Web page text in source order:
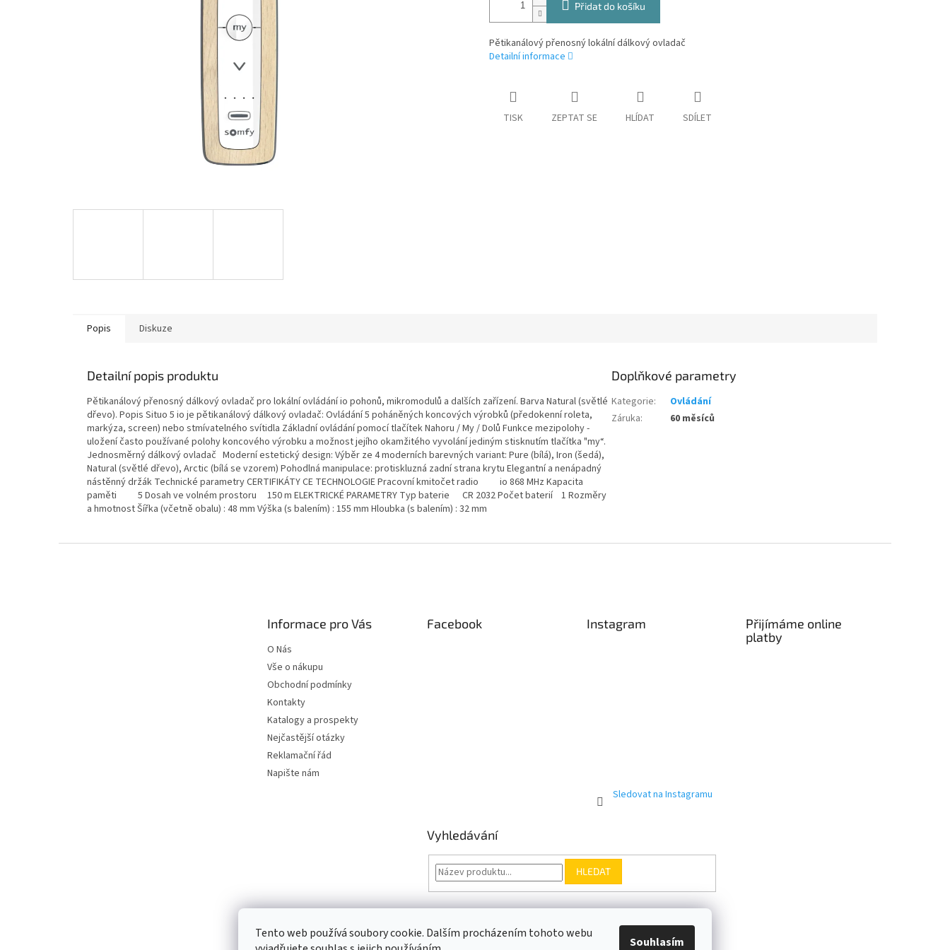
Tento web používá soubory cookie. Dalším procházením tohoto webu
Souhlasím
Přidat do košíku
Pětikanálový přenosný lokální dálkový ovladač
Detailní informace
TISK ZEPTAT SE HLÍDAT SDÍLET
Popis Diskuze
Detailní popis produktu
Pětikanálový přenosný dálkový ovladač pro lokální ovládání io pohonů, mikromodulů a dalších zařízení. Barva Natural (světlé
dřevo). Popis Situo 5 io je pětikanálový dálkový ovladač: Ovládání 5 poháněných koncových výrobků (předokenní roleta,
markýza, screen) nebo stmívatelného svítidla Základní ovládání pomocí tlačítek Nahoru / My / Dolů Funkce mezipolohy -
uložení často používané polohy koncového výrobku a možnost jejího okamžitého vyvolání jediným stisknutím tlačítka "my“.
Jednosměrný dálkový ovladač Moderní estetický design: Výběr ze 4 moderních barevných variant: Pure (bílá), Iron (šedá),
Natural (světlé dřevo), Arctic (bílá se vzorem) Pohodlná manipulace: protiskluzná zadní strana krytu Elegantní a nenápadný
nástěnný držák Technické parametry CERTIFIKÁTY CE TECHNOLOGIE Pracovní kmitočet radio io 868 MHz Kapacita
paměti 5 Dosah ve volném prostoru 150 m ELEKTRICKÉ PARAMETRY Typ baterie CR 2032 Počet baterií 1 Rozměry
a hmotnost Šířka (včetně obalu) : 48 mm Výška (s balením) : 155 mm Hloubka (s balením) : 32 mm
Doplňkové parametry
Kategorie:
Ovládání
Záruka: 60 měsíců
Informace pro Vás
O Nás
Vše o nákupu
Obchodní podmínky
Kontakty
Katalogy a prospekty
Nejčastější otázky
Reklamační řád
Napište nám
Facebook Instagram
Sledovat na Instagramu
Přijímáme online
platby
Vyhledávání
HLEDAT
Somfy.cz Kontakt